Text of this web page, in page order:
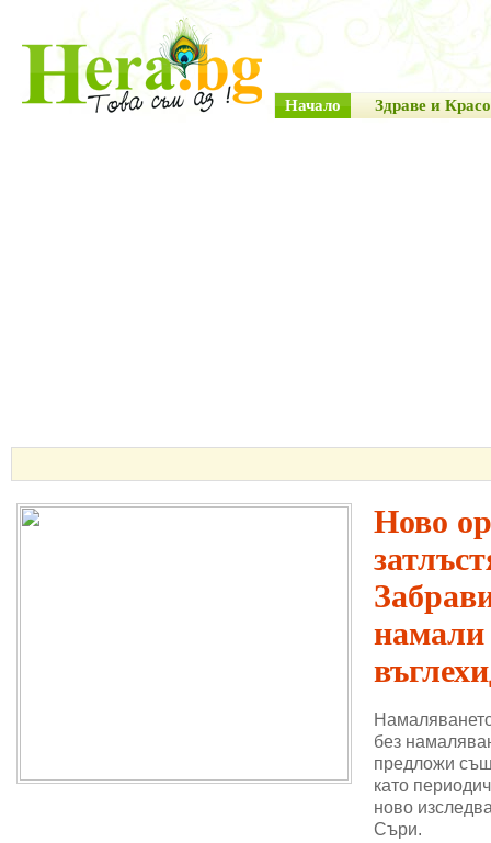
Начало Здраве и
Ново
намали
без
предложи
като
ново
Съри.